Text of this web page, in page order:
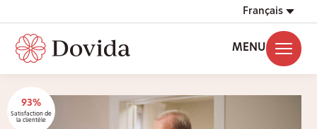
Français
MENU
93%
Satisfaction de
la clientèle